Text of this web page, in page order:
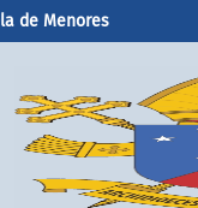
de Menores